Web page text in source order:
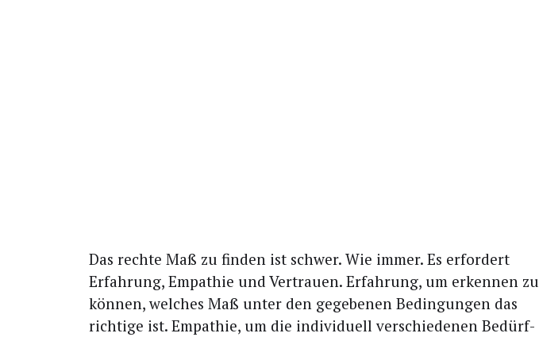
Das rech­te Maß zu fin­den ist schwer. Wie immer. Es erfor­dert
Erfah­rung, Empa­thie und Ver­trau­en. Erfah­rung, um erken­nen zu
kön­nen, wel­ches Maß unter den gege­be­nen Bedin­gun­gen das
rich­ti­ge ist. Empa­thie, um die indi­vi­du­ell ver­schie­de­nen Bedürf­